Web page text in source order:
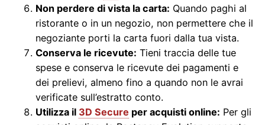
Non perdere di vista la carta: Quando paghi al
ristorante o in un negozio, non permettere che il
negoziante porti la carta fuori dalla tua vista.
Conserva le ricevute: Tieni traccia delle tue
spese e conserva le ricevute dei pagamenti e
dei prelievi, almeno fino a quando non le avrai
verificate sull’estratto conto.
Utilizza il 3D Secure per acquisti online: Per gli